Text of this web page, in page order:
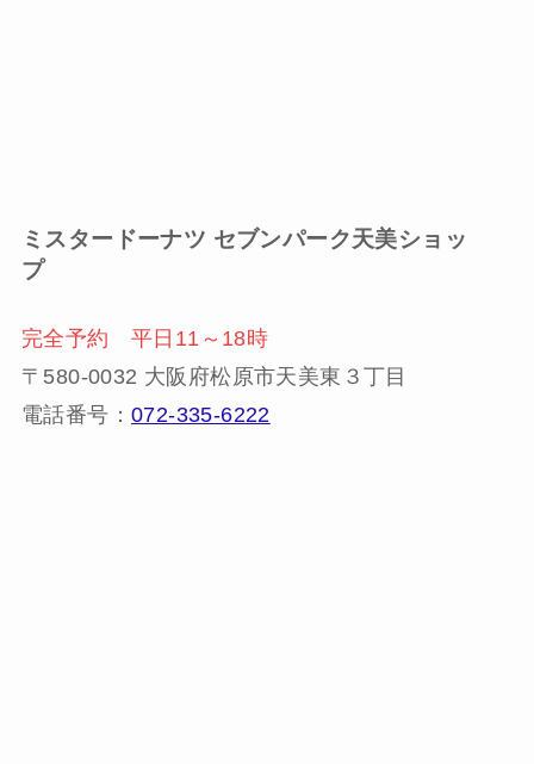
ミスタードーナツ セブンパーク天美ショッ
プ
完全予約 平日11～18時
〒580-0032 大阪府松原市天美東３丁目
電話番号： 072-335-6222